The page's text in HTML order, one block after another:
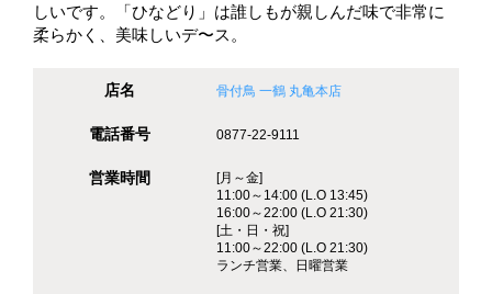
しいです。「ひなどり」は誰しもが親しんだ味で非常に
柔らかく、美味しいデ〜ス。
店名 骨付鳥 一鶴 丸亀本店
電話番号 0877-22-9111
営業時間
[月～金]
11:00～14:00 (L.O 13:45)
16:00～22:00 (L.O 21:30)
[土・日・祝]
11:00～22:00 (L.O 21:30)
ランチ営業、日曜営業